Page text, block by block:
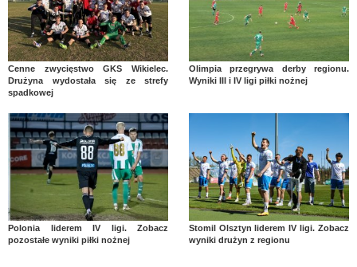
Cenne zwycięstwo GKS Wikielec.
Drużyna wydostała się ze strefy
spadkowej
Olimpia przegrywa derby regionu.
Wyniki III i IV ligi piłki nożnej
Polonia liderem IV ligi. Zobacz
pozostałe wyniki piłki nożnej
Stomil Olsztyn liderem IV ligi. Zobacz
wyniki drużyn z regionu